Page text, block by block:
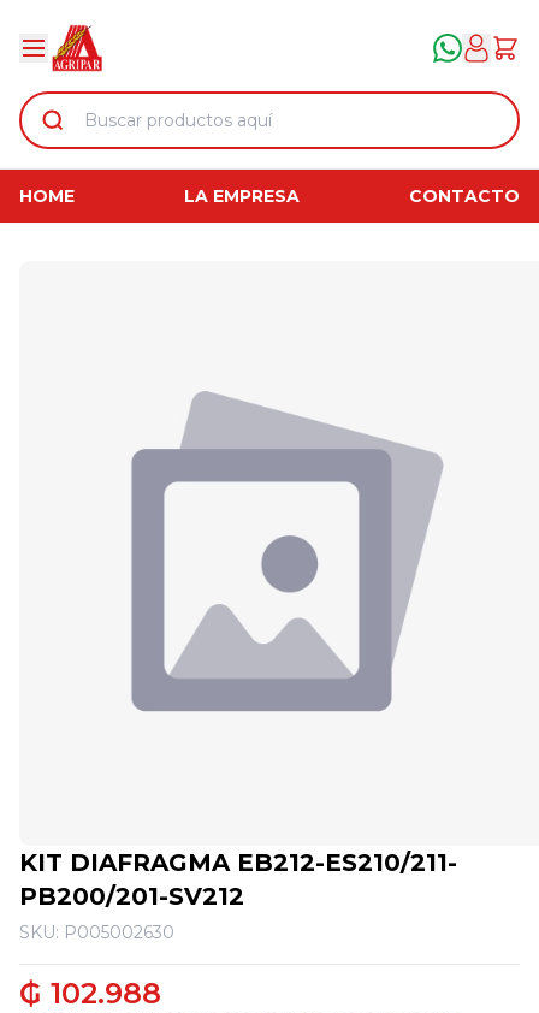
HOME LA EMPRESA CONTACTO
KIT DIAFRAGMA EB212-ES210/211-
PB200/201-SV212
SKU: P005002630
₲ 102.988